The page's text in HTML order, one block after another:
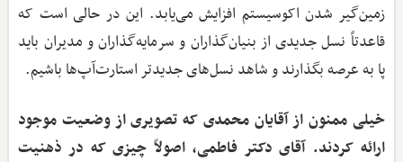
زمین‌گیر شدن اکوسیستم افزایش می‌یابد. این در حالی است که
قاعدتاً نسل جدیدی از بنیان‌گذاران و سرمایه‌گذاران و مدیران باید
پا به عرصه بگذارند و شاهد نسل‌های جدیدتر استارت‌آپ‌ها باشیم.
خیلی ممنون از آقایان محمدی که تصویری از وضعیت موجود
ارائه کردند. آقای دکتر فاطمی، اصولاً چیزی که در ذهنیت